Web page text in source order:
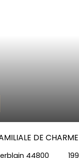
DE CHARME
44800 199